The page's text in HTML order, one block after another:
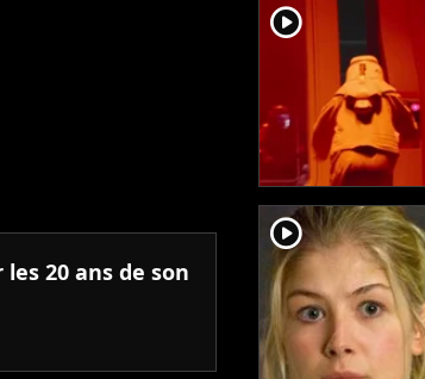
20 ans de son
player2
player2